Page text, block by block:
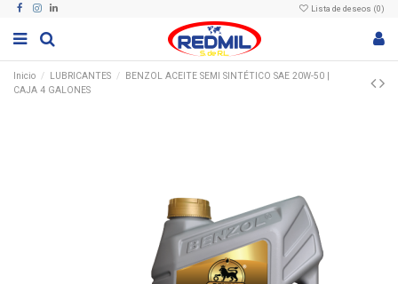
Lista de deseos (0)
Inicio LUBRICANTES
BENZOL ACEITE SEMI SINTÉTICO SAE 20W-50 |
CAJA 4 GALONES